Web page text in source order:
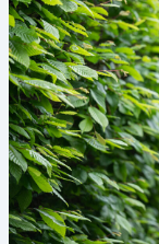
↔ Wechsel
Kündigung
ℹ Ratgeber